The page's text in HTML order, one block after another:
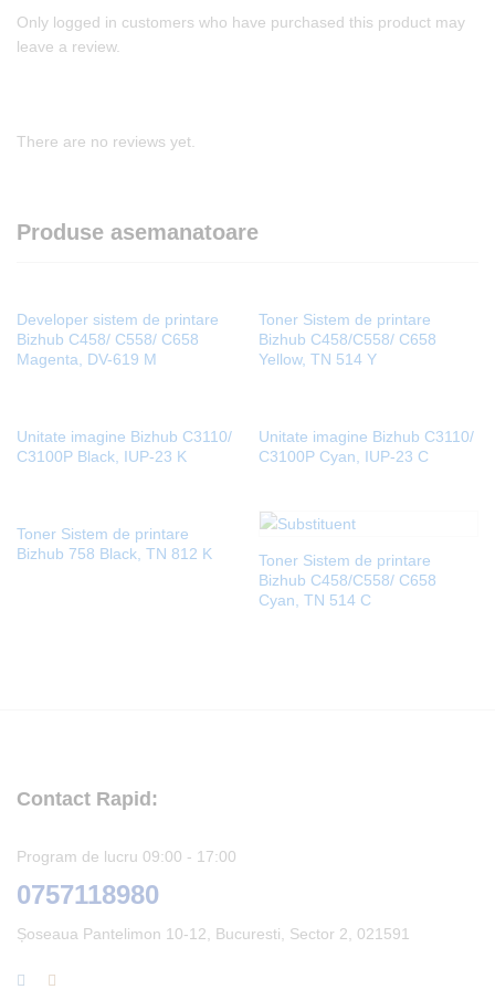
Only logged in customers who have purchased this product may
leave a review.
There are no reviews yet.
Produse asemanatoare
Developer sistem de printare
Bizhub C458/ C558/ C658
Magenta, DV-619 M
Toner Sistem de printare
Bizhub C458/C558/ C658
Yellow, TN 514 Y
Unitate imagine Bizhub C3110/
C3100P Black, IUP-23 K
Unitate imagine Bizhub C3110/
C3100P Cyan, IUP-23 C
Toner Sistem de printare
Bizhub 758 Black, TN 812 K
Toner Sistem de printare
Bizhub C458/C558/ C658
Cyan, TN 514 C
Contact Rapid:
Program de lucru 09:00 - 17:00
0757118980
Șoseaua Pantelimon 10-12, Bucuresti, Sector 2, 021591